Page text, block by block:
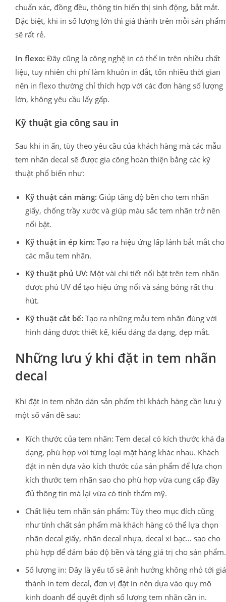
chuẩn xác, đồng đều, thông tin hiển thị sinh động, bắt mắt.
Đặc biệt, khi in số lượng lớn thì giá thành trên mỗi sản phẩm
sẽ rất rẻ.
In flexo: Đây cũng là công nghệ in có thể in trên nhiều chất
liệu, tuy nhiên chi phí làm khuôn in đắt, tốn nhiều thời gian
nên in flexo thường chỉ thích hợp với các đơn hàng số lượng
lớn, không yêu cầu lấy gấp.
Kỹ thuật gia công sau in
Sau khi in ấn, tùy theo yêu cầu của khách hàng mà các mẫu
tem nhãn decal sẽ được gia công hoàn thiện bằng các kỹ
thuật phổ biến như:
Kỹ thuật cán màng: Giúp tăng độ bền cho tem nhãn
giấy, chống trầy xước và giúp màu sắc tem nhãn trở nên
nổi bật.
Kỹ thuật in ép kim: Tạo ra hiệu ứng lấp lánh bắt mắt cho
các mẫu tem nhãn.
Kỹ thuật phủ UV: Một vài chi tiết nổi bật trên tem nhãn
được phủ UV để tạo hiệu ứng nổi và sáng bóng rất thu
hút.
Kỹ thuật cắt bế: Tạo ra những mẫu tem nhãn đúng với
hình dáng được thiết kế, kiểu dáng đa dạng, đẹp mắt.
Những lưu ý khi đặt in tem nhãn
decal
Khi đặt in tem nhãn dán sản phẩm thì khách hàng cần lưu ý
một số vấn đề sau:
Kích thước của tem nhãn: Tem decal có kích thước khá đa
dạng, phù hợp với từng loại mặt hàng khác nhau. Khách
đặt in nên dựa vào kích thước của sản phẩm để lựa chọn
kích thước tem nhãn sao cho phù hợp vừa cung cấp đầy
đủ thông tin mà lại vừa có tính thẩm mỹ.
Chất liệu tem nhãn sản phẩm: Tùy theo mục đích cũng
như tính chất sản phẩm mà khách hàng có thể lựa chọn
nhãn decal giấy, nhãn decal nhựa, decal xi bạc… sao cho
phù hợp để đảm bảo độ bền và tăng giá trị cho sản phẩm.
Số lượng in: Đây là yếu tố sẽ ảnh hưởng không nhỏ tới giá
thành in tem decal, đơn vị đặt in nên dựa vào quy mô
kinh doanh để quyết định số lượng tem nhãn cần in.